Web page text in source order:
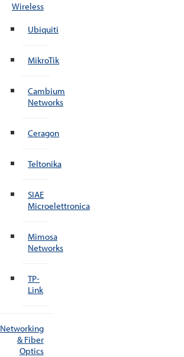
Wireless
Ubiquiti
MikroTik
Cambium
Networks
Ceragon
Teltonika
SIAE
Microelettronica
Mimosa
Networks
TP-
Link
Networking
& Fiber
Optics